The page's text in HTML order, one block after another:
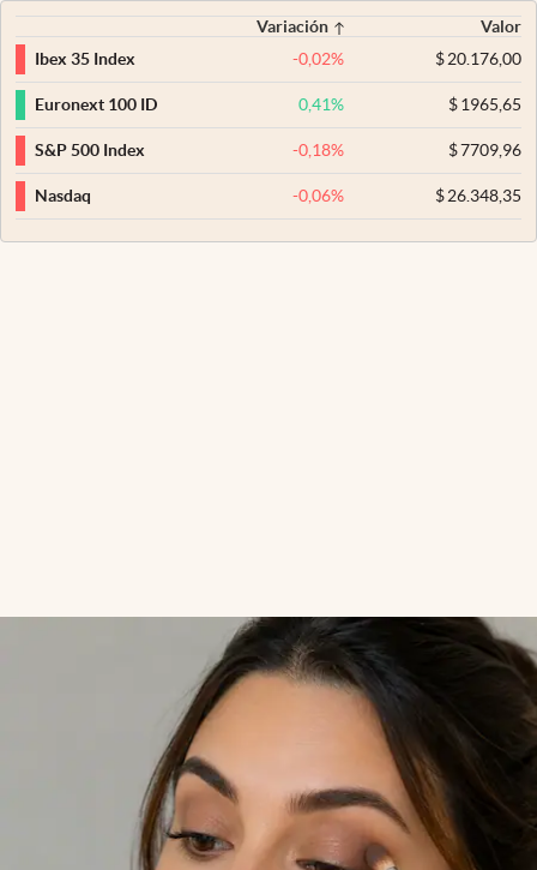
Variación
Valor
Ibex 35 Index
-0,02% $20.176,00
Euronext 100 ID 0,41% $1965,65
S&P 500 Index -0,18% $7709,96
Nasdaq -0,06% $26.348,35